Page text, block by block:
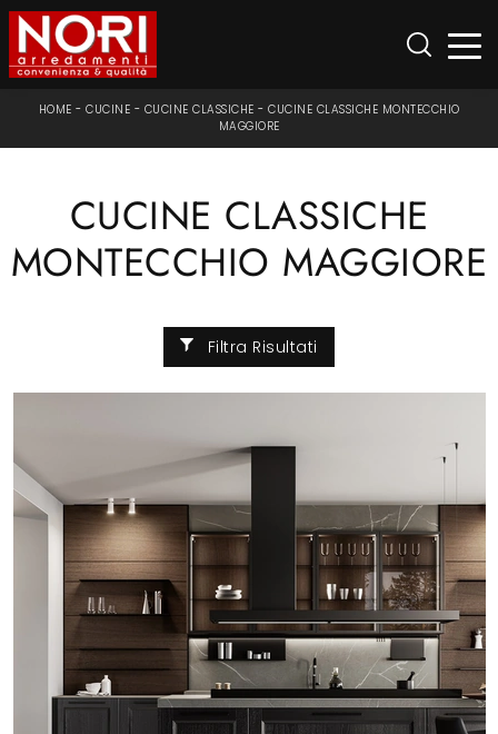
HOME - CUCINE - CUCINE CLASSICHE - CUCINE CLASSICHE MONTECCHIO
MAGGIORE
CUCINE CLASSICHE
MONTECCHIO MAGGIORE
Filtra Risultati